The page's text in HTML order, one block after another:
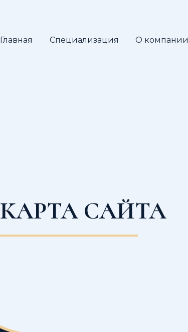
Главная Специализация О компании
КАРТА САЙТА